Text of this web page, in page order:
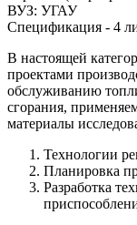
ВУЗ: УГАУ
Спецификация - 4
В настоящей
проектами
обслуживанию
сгорания,
материалы
Технологии
Планировка
Разработка